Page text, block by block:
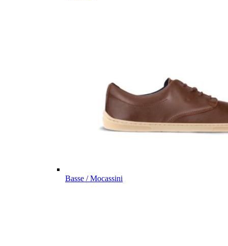
Basse / Mocassini